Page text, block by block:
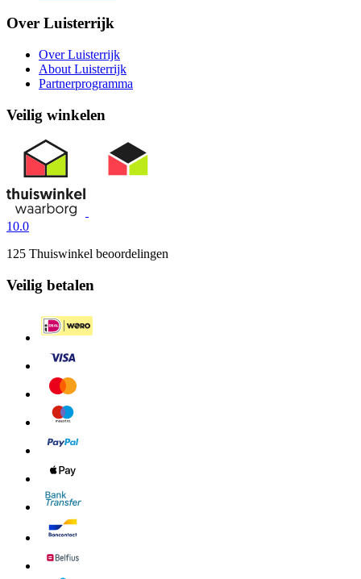
Over Luisterrijk
Over Luisterrijk
About Luisterrijk
Partnerprogramma
Veilig winkelen
10.0
125 Thuiswinkel beoordelingen
Veilig betalen